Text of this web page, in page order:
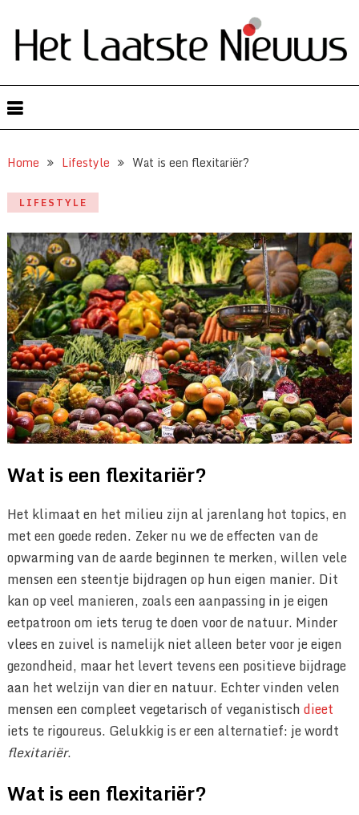
Home Lifestyle Wat is een flexitariër?
LIFESTYLE
Wat is een flexitariër?
Het klimaat en het milieu zijn al jarenlang hot topics, en
met een goede reden. Zeker nu we de effecten van de
opwarming van de aarde beginnen te merken, willen vele
mensen een steentje bijdragen op hun eigen manier. Dit
kan op veel manieren, zoals een aanpassing in je eigen
eetpatroon om iets terug te doen voor de natuur. Minder
vlees en zuivel is namelijk niet alleen beter voor je eigen
gezondheid, maar het levert tevens een positieve bijdrage
aan het welzijn van dier en natuur. Echter vinden velen
mensen een compleet vegetarisch of veganistischdieet
iets te rigoureus. Gelukkig is er een alternatief: je wordt
flexitariër.
Wat is een flexitariër?